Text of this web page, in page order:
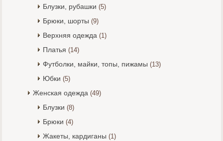
Блузки, рубашки (5)
Брюки, шорты (9)
Верхняя одежда (1)
Платья (14)
Футболки, майки, топы, пижамы (13)
Юбки (5)
Женская одежда (49)
Блузки (8)
Брюки (4)
Жакеты, кардиганы (1)